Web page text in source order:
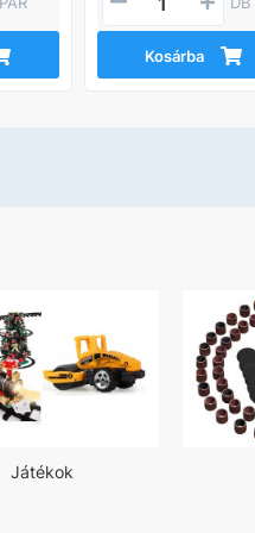
Kosárba
Játékok